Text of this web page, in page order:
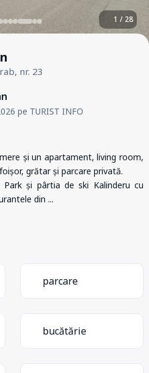
1 / 28
nr. 23
pe TURIST INFO
și un apartament, living room,
grătar și parcare privată.
și pârtia de ski Kalinderu cu
din ...
parcare
bucătărie